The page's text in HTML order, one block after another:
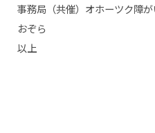
事務局（共催）オホーツク障
おぞら
以上